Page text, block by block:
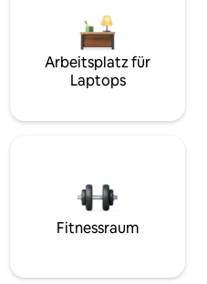
Arbeitsplatz für
Laptops
Fitnessraum